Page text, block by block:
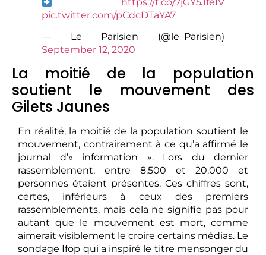
pic.twitter.com/pCdcDTaYA7
— Le Parisien (@le_Parisien)
September 12, 2020
La moitié de la population
soutient le mouvement des
Gilets Jaunes
En réalité, la moitié de la population soutient le
mouvement, contrairement à ce qu’a affirmé le
journal d’« information ». Lors du dernier
rassemblement, entre 8.500 et 20.000 et
personnes étaient présentes. Ces chiffres sont,
certes, inférieurs à ceux des premiers
rassemblements, mais cela ne signifie pas pour
autant que le mouvement est mort, comme
aimerait visiblement le croire certains médias. Le
sondage Ifop qui a inspiré le titre mensonger du